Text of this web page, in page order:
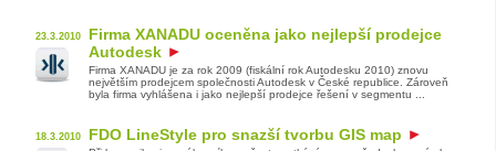
23.3.2010
Firma XANADU oceněna jako nejlepší prodejce
Autodesk
Firma XANADU je za rok 2009 (fiskální rok Autodesku 2010) znovu
největším prodejcem společnosti Autodesk v České republice. Zároveň
byla firma vyhlášena i jako nejlepší prodejce řešení v segmentu ...
18.3.2010 FDO LineStyle pro snazší tvorbu GIS map